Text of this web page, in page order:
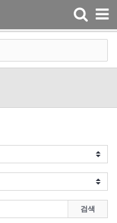
Toggle
navigation
검색